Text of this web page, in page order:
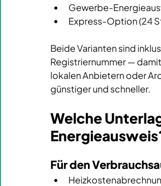
Gewerbe-
Express-Option (24
Beide Varianten sind
Registriernummer —
lokalen Anbietern oder
günstiger und schneller.
Welche
Für den